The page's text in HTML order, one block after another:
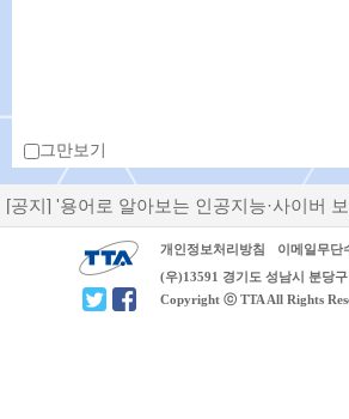
그만보기
[공지] '용어로 알아보는 인공지능·사이버 보안' 발간
개인정보처리방침
이메일무단
(우)13591 경기도 성남시 분당
Copyright ⓒ TTA All Rights